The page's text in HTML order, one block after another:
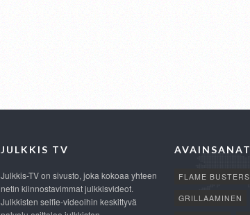
JULKKIS TV
Julkkis-TV on sivusto, joka kokoaa yhteen
netin kiinnostavimmat julkkisvideot.
Julkkisten selfie-videoihin keskittyvä
AVAINSANAT
FLAME BUSTERS
GRILLAAMINEN